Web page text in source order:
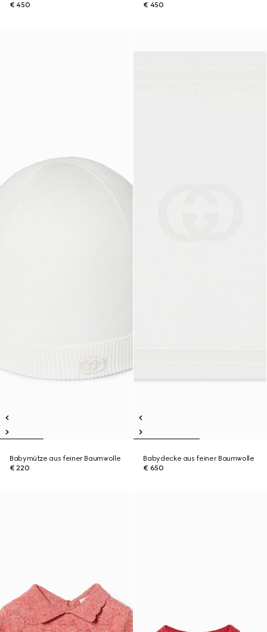
€ 450
€ 450
Babymütze aus feiner Baumwolle
€ 220
Babydecke aus feiner Baumwolle
€ 650